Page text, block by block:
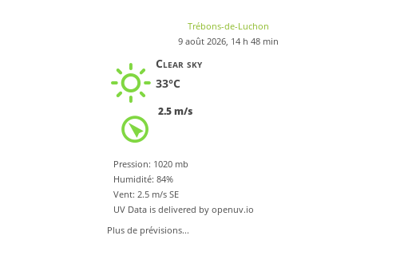
Trébons-de-Luchon
9 août 2026, 14 h 48 min
Clear sky
33°C
2.5 m/s
Pression: 1020 mb
Humidité: 84%
Vent: 2.5 m/s SE
UV Data is delivered by openuv.io
Plus de prévisions...